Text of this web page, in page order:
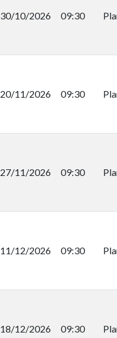
30/10/2026 09:30
20/11/2026 09:30
27/11/2026 09:30
11/12/2026 09:30
18/12/2026 09:30